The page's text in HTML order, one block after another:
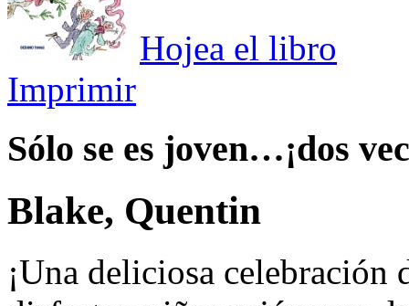
Hojea el libro
Imprimir
Sólo se es joven…¡dos
Blake, Quentin
¡Una deliciosa celebración